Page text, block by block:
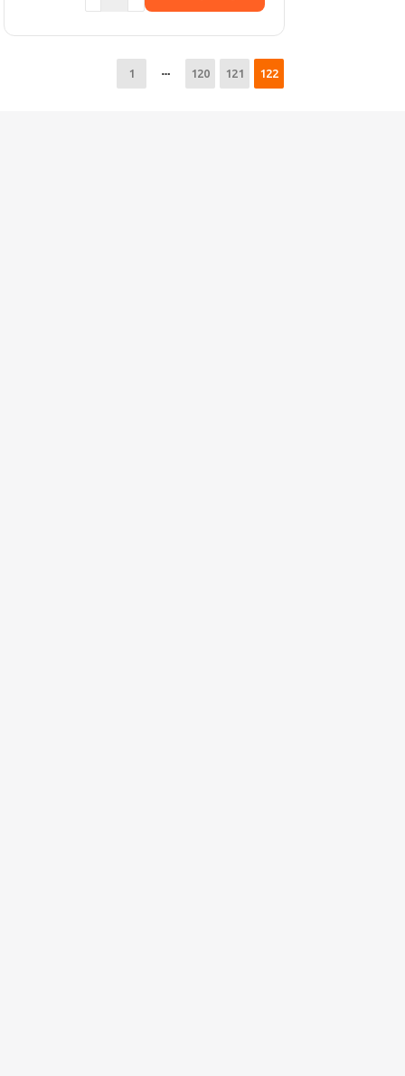
1 120 121 122